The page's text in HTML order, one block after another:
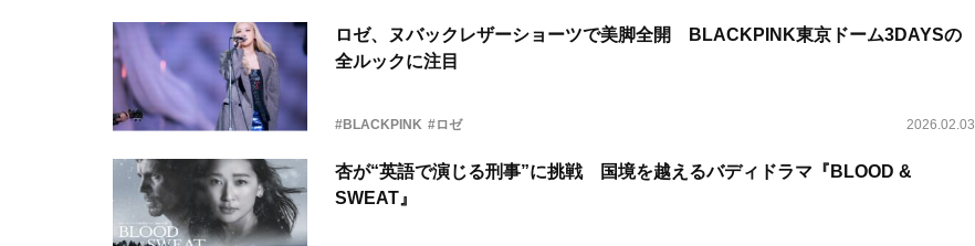
ロゼ、ヌバックレザーショーツで美脚全開 BLACKPINK東京ドーム3DAYSの
全ルックに注目
#BLACKPINK #ロゼ 2026.02.03
杏が“英語で演じる刑事”に挑戦 国境を越えるバディドラマ『BLOOD &
SWEAT』